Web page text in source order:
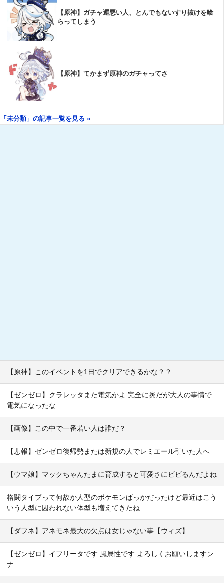
【原神】ガチャ運悪い人、とんでもないすり抜けを喰
らってしまう
【原神】てかまず原神のガチャってさ
「未分類」の記事一覧を見る »
【原神】このイベントを1日でクリアできるかな？？
【ゼンゼロ】クラレッタまた電気かよ 完全に炎だが大人の事情で
電気になったな
【画像】この中で一番若い人は誰だ？
【悲報】ゼンゼロ復帰勢または新規の人でレミエール引いた人へ
【ウマ娘】マックちゃんたまに育成すると可愛さにビビるんだよね
格闘タイプって何故か人型のポケモンばっかだったけど最近はこう
いう人型に囚われない体型も増えてきたね
【ダフネ】アネモネ最大の欠点は女じゃない事【ウィズ】
【ゼンゼロ】イフリータです 風属性です よろしくお願いしますン
ナ